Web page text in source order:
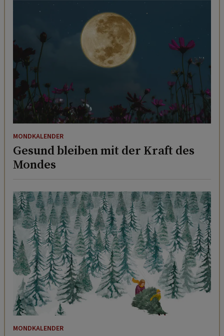
MONDKALENDER
Gesund bleiben mit der Kraft des
Mondes
MONDKALENDER